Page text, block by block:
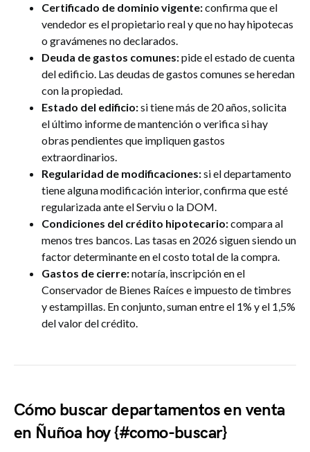
Certificado de dominio vigente:confirma que el
vendedor es el propietario real y que no hay hipotecas
o gravámenes no declarados.
Deuda de gastos comunes:pide el estado de cuenta
del edificio. Las deudas de gastos comunes se heredan
con la propiedad.
Estado del edificio:si tiene más de 20 años, solicita
el último informe de mantención o verifica si hay
obras pendientes que impliquen gastos
extraordinarios.
Regularidad de modificaciones:si el departamento
tiene alguna modificación interior, confirma que esté
regularizada ante el Serviu o la DOM.
Condiciones del crédito hipotecario:compara al
menos tres bancos. Las tasas en 2026 siguen siendo un
factor determinante en el costo total de la compra.
Gastos de cierre:notaría, inscripción en el
Conservador de Bienes Raíces e impuesto de timbres
y estampillas. En conjunto, suman entre el 1% y el 1,5%
del valor del crédito.
Cómo buscar departamentos en venta
en Ñuñoa hoy {#como-buscar}